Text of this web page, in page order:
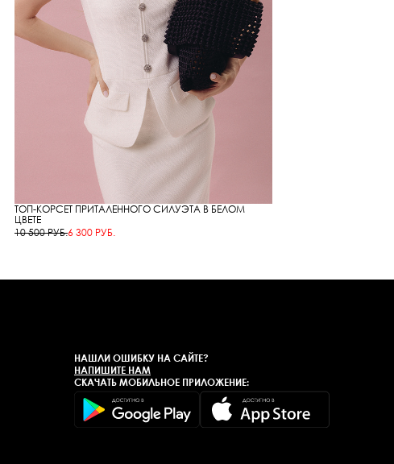
ТОП-КОРСЕТ ПРИТАЛЕННОГО СИЛУЭТА В БЕЛОМ
ЦВЕТЕ
10 500 РУБ.6 300 РУБ.
НАШЛИ ОШИБКУ НА САЙТЕ?
НАПИШИТЕ НАМ
СКАЧАТЬ МОБИЛЬНОЕ ПРИЛОЖЕНИЕ: